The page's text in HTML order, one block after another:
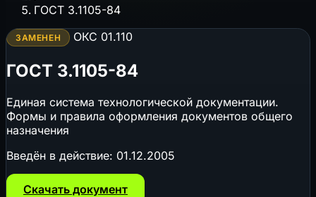
ГОСТ 3.1105-84
ЗАМЕНЕН ОКС 01.110
ГОСТ 3.1105-84
Единая система технологической документации.
Формы и правила оформления документов общего
назначения
Введён в действие: 01.12.2005
Скачать документ